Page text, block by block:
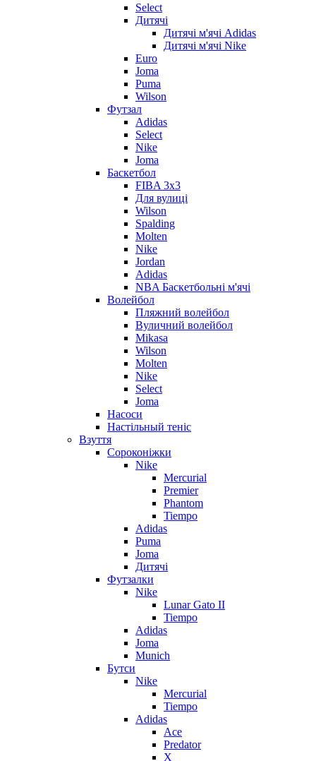
Select
Дитячі
Дитячі м'ячі Adidas
Дитячі м'ячі Nike
Euro
Joma
Puma
Wilson
Футзал
Adidas
Select
Nike
Joma
Баскетбол
FIBA 3x3
Для вулиці
Wilson
Spalding
Molten
Nike
Jordan
Adidas
NBA Баскетбольні м'ячі
Волейбол
Пляжний волейбол
Вуличний волейбол
Mikasa
Wilson
Molten
Nike
Select
Joma
Насоси
Настільный теніс
Взуття
Сороконіжки
Nike
Mercurial
Premier
Phantom
Tiempo
Adidas
Puma
Joma
Дитячі
Футзалки
Nike
Lunar Gato II
Tiempo
Adidas
Joma
Munich
Бутси
Nike
Mercurial
Tiempo
Adidas
Ace
Predator
X